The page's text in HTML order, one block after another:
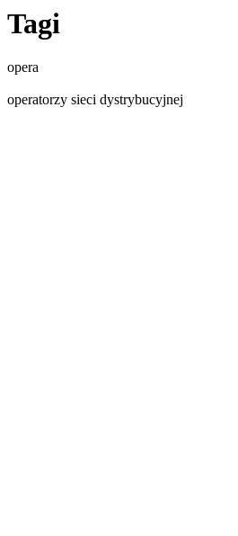
Tagi
opera
operatorzy sieci dystrybucyjnej